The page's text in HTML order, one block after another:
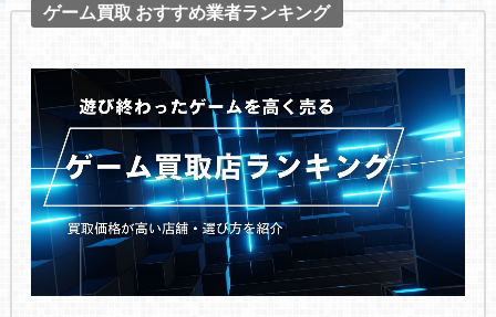
ゲーム買取 おすすめ業者ランキング